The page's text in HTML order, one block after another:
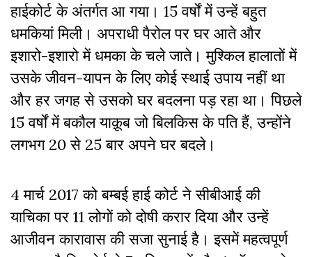
हाईकोर्ट के अंतर्गत आ गया। 15 वर्षों में उन्हें बहुत
धमकियां मिली। अपराधी पैरोल पर घर आते और
इशारो-इशारो में धमका के चले जाते। मुश्किल हालातों में
उसके जीवन-यापन के लिए कोई स्थाई उपाय नहीं था
और हर जगह से उसको घर बदलना पड़ रहा था। पिछले
15 वर्षों में बकौल याक़ूब जो बिलकिस के पति हैं, उन्होंने
लगभग 20 से 25 बार अपने घर बदले।
4 मार्च 2017 को बम्बई हाई कोर्ट ने सीबीआई की
याचिका पर 11 लोगों को दोषी करार दिया और उन्हें
आजीवन कारावास की सजा सुनाई है। इसमें महत्वपूर्ण